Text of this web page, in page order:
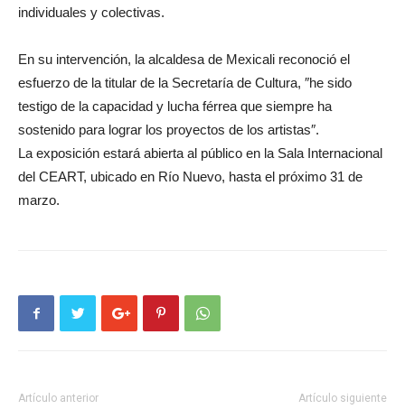
individuales y colectivas.
En su intervención, la alcaldesa de Mexicali reconoció el
esfuerzo de la titular de la Secretaría de Cultura, ″he sido
testigo de la capacidad y lucha férrea que siempre ha
sostenido para lograr los proyectos de los artistas″.
La exposición estará abierta al público en la Sala Internacional
del CEART, ubicado en Río Nuevo, hasta el próximo 31 de
marzo.
Artículo anterior Artículo siguiente